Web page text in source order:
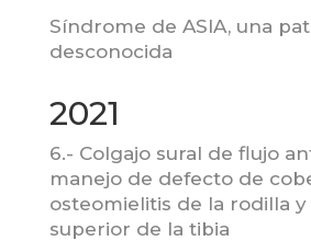
Síndrome de ASIA, una
desconocida
2021
6.- Colgajo sural de flujo
manejo de defecto de
osteomielitis de la rodilla
superior de la tibia